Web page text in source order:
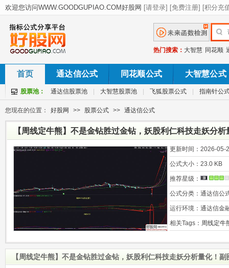
热门搜索： 大智慧 同花顺
首页 通达信公式 同花顺公式 大智慧公式
股票池： 通达信股票池 大智慧股票池 飞狐股票公式 指南针公
您现在的位置： 好股网 >> 股票公式 >> 通达信公式
【周线定牛熊】不是金钻胜过金钻，妖股利仁科技走妖分
更新时间： 2026-05-
公式大小： 23.0 KB
推荐星级：
公式分类： 通达信公
运行环境： 通达信金
相关Tags： 周线定牛
【周线定牛熊】不是金钻胜过金钻，妖股利仁科技走妖分析量化！